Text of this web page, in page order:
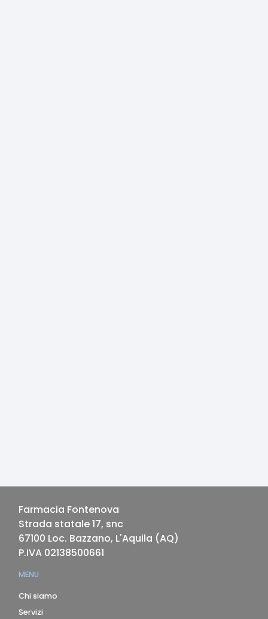
Farmacia Fontenova
Strada statale 17, snc
67100 Loc. Bazzano, L'Aquila (AQ)
P.IVA 02138500661
MENU
Chi siamo
Servizi